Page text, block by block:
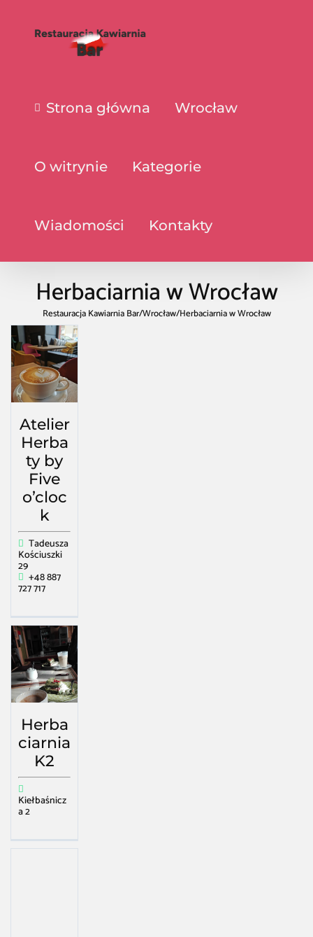
Strona główna Wrocław
O witrynie Kategorie
Wiadomości Kontakty
Herbaciarnia w Wrocław
Restauracja Kawiarnia Bar/Wrocław/Herbaciarnia w Wrocław
Atelier
Herba
ty by
Five
o’cloc
k
Tadeusza
Kościuszki
29
+48 887
727 717
Herba
ciarnia
K2
Kiełbaśnicz
a 2